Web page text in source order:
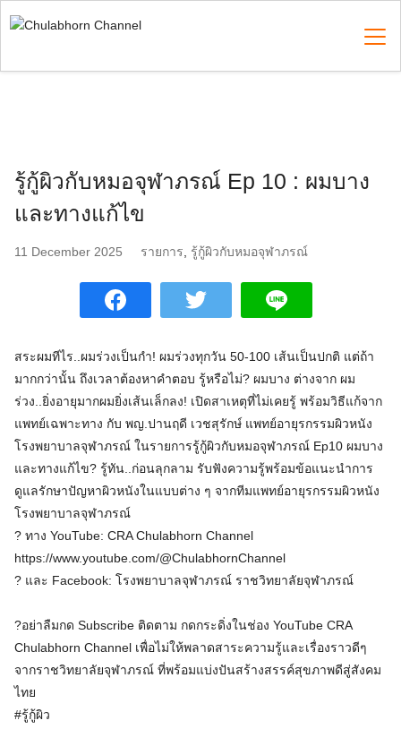
to
รู้กู้ผิวกับหมอจุฬาภรณ์ Ep 10 : ผมบาง
และทางแก้ไข
11 December 2025 รายการ รู้กู้ผิวกับหมอจุฬาภรณ์
สระผมทีไร..ผมร่วงเป็นกำ! ผมร่วงทุกวัน 50-100 เส้นเป็นปกติ แต่ถ้า
มากกว่านั้น ถึงเวลาต้องหาคำตอบ รู้หรือไม่? ผมบาง ต่างจาก ผม
ร่วง..ยิ่งอายุมากผมยิ่งเส้นเล็กลง! เปิดสาเหตุที่ไม่เคยรู้ พร้อมวิธีแก้จาก
แพทย์เฉพาะทาง กับ พญ.ปานฤดี เวชสุรักษ์ แพทย์อายุรกรรมผิวหนัง
โรงพยาบาลจุฬาภรณ์ ในรายการรู้กู้ผิวกับหมอจุฬาภรณ์ Ep10 ผมบาง
และทางแก้ไข? รู้ทัน..ก่อนลุกลาม รับฟังความรู้พร้อมข้อแนะนำการ
ดูแลรักษาปัญหาผิวหนังในแบบต่าง ๆ จากทีมแพทย์อายุรกรรมผิวหนัง
โรงพยาบาลจุฬาภรณ์
? ทาง YouTube: CRA Chulabhorn Channel
https://www.youtube.com/@ChulabhornChannel
? และ Facebook: โรงพยาบาลจุฬาภรณ์ ราชวิทยาลัยจุฬาภรณ์
?อย่าลืมกด Subscribe ติดตาม กดกระดิ่งในช่อง YouTube CRA
Chulabhorn Channel เพื่อไม่ให้พลาดสาระความรู้และเรื่องราวดีๆ
จากราชวิทยาลัยจุฬาภรณ์ ที่พร้อมแบ่งปันสร้างสรรค์สุขภาพดีสู่สังคม
ไทย
#รู้กู้ผิว